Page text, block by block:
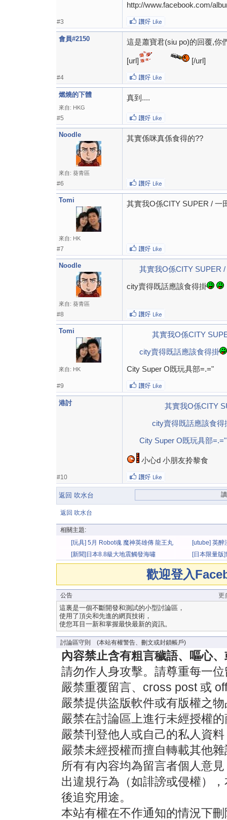
http://www.facebook.com/
#3
會員#2150 這是蕭寶君(siu po)的回覆,你
[url] [/url]
#4
燃燒的下體
來自: HKG
真到....
#5
Noodle
來自: 葵青區
其實係咪真係食得的??
#6
Tomi
來自: HK
其實我O係CITY SUPER / 一
#7
Noodle
來自: 葵青區
其實我O係CITY SUPER
city賣得既話應該食得掛
#8
Tomi
來自: HK
其實我O係CITY
city賣得既話應該食得掛
City Super O既玩具部=.="
#9
港討
其實我O係CITY
city賣得既話應該食得
City Super O既玩具部=.="
小心d 小朋友拎黎食
#10
返回 吹水台
返回 吹水台
相關主題:
[玩具] 5月 Robot魂 魔神英雄傳 龍王丸
官圖
[utube] 英醉
[新聞]日本8.8級大地震觸發海嘯
[日本限量版
口可樂
歡迎登入
公告 更
這裏是一個不斷開發和測試的小型討論區，
使用了頂尖和先進的網頁技術，
使您耳目一新和掌握最快最新的資訊。
討論區守則 (本站有權警告、刪文或封鎖帳戶)
內容禁止含有粗言穢語、嘔心
請勿作人身攻擊。請尊重每一
嚴禁重覆留言、cross post 或
嚴禁提供盜版軟件或有版權之
嚴禁在討論區上進行未經授權
嚴禁刊登他人或自己的私人資
嚴禁未經授權而擅自轉載其他
所有有內容均為留言者個人意
出違規行為（如誹謗或侵權）
後追究用途。
本站有權在不作通知的情況下